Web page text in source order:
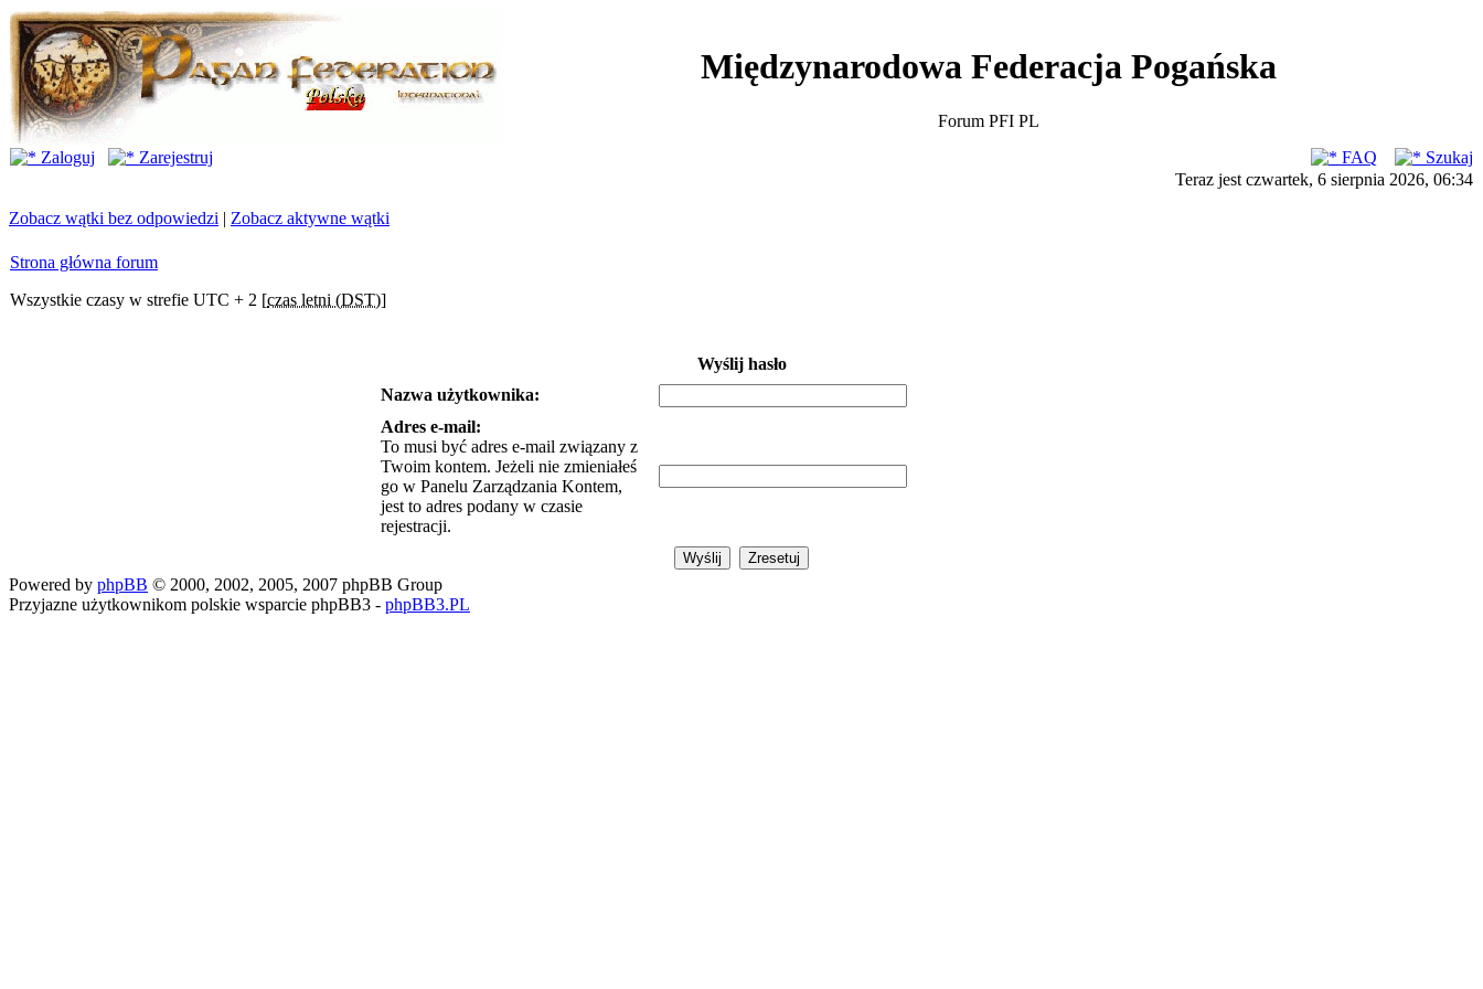
Międzynarodowa Federacja Pogańska
Forum PFI PL
Zaloguj
Zarejestruj FAQ
Szukaj
Teraz jest czwartek, 6 sierpnia 2026, 06:34
Zobacz wątki bez odpowiedzi | Zobacz aktywne wątki
Strona główna forum
Wszystkie czasy w strefie UTC + 2 [czas letni (DST)]
Wyślij hasło
Nazwa użytkownika:
Adres e-mail:
To musi być adres e-mail związany z
Twoim kontem. Jeżeli nie zmieniałeś
go w Panelu Zarządzania Kontem,
jest to adres podany w czasie
rejestracji.
Powered by phpBB © 2000, 2002, 2005, 2007 phpBB Group
Przyjazne użytkownikom polskie wsparcie phpBB3 - phpBB3.PL